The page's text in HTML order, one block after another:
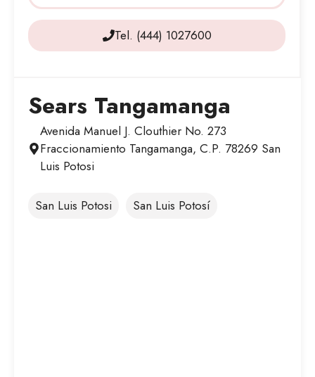
Tel. (444) 1027600
Sears Tangamanga
Avenida Manuel J. Clouthier No. 273
Fraccionamiento Tangamanga, C.P. 78269 San
Luis Potosi
San Luis Potosi San Luis Potosí